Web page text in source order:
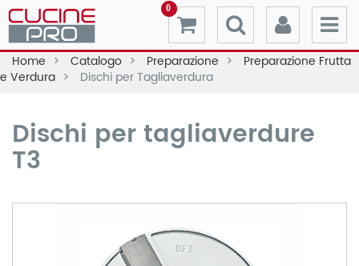
0
Home Catalogo Preparazione
Preparazione Frutta
e Verdura
Dischi per Tagliaverdura
Dischi per tagliaverdure
T3